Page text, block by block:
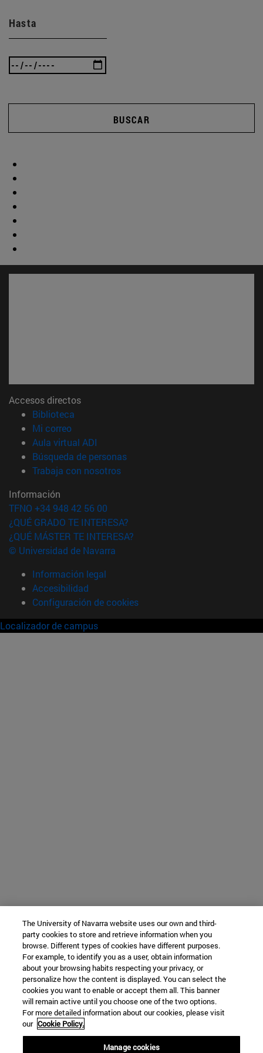
Hasta
BUSCAR
Accesos directos
Biblioteca
Mi correo(abre en nueva ventana)
Aula virtual ADI
Búsqueda de personas(abre en nueva ventana)
Trabaja con nosotros(abre en nueva ventana)
Información
TFNO +34 948 42 56 00
¿QUÉ GRADO TE INTERESA?
¿QUÉ MÁSTER TE INTERESA?
© Universidad de Navarra
Información legal
Accesibilidad
Configuración de cookies
Localizador de campus
The University of Navarra website uses our own and third-
party cookies to store and retrieve information when you
browse. Different types of cookies have different purposes.
For example, to identify you as a user, obtain information
about your browsing habits respecting your privacy, or
personalize how the content is displayed. You can select the
cookies you want to enable or accept them all. This banner
will remain active until you choose one of the two options.
For more detailed information about our cookies, please visit
our Cookie Policy.
Manage cookies